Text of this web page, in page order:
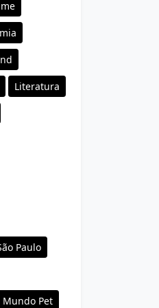
Literatura
Paulo
Mundo Pet